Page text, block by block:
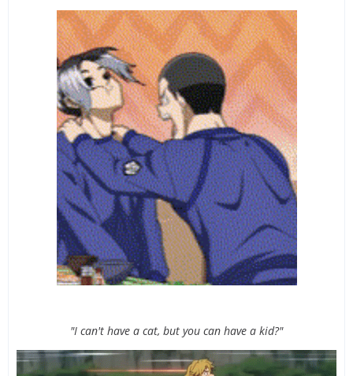
"I can't have a cat, but you can have a kid?"